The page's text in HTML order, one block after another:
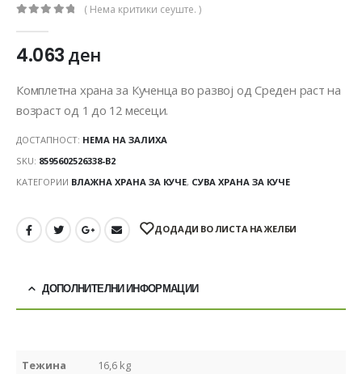
( Нема критики сеуште. )
4.063ден
Комплетна храна за Кученца во развој од Среден раст на
возраст од 1 до 12 месеци.
ДОСТАПНОСТ: НЕМА НА ЗАЛИХА
SKU: 8595602526338-B2
КАТЕГОРИИ ВЛАЖНА ХРАНА ЗА КУЧЕ, СУВА ХРАНА ЗА КУЧЕ
ДОДАДИ ВО ЛИСТА НА ЖЕЛБИ
ДОПОЛНИТЕЛНИ ИНФОРМАЦИИ
Тежина 16,6 kg